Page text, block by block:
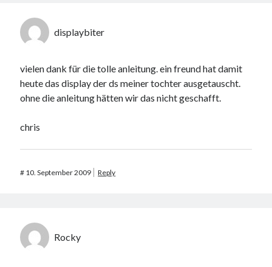
displaybiter
vielen dank für die tolle anleitung. ein freund hat damit
heute das display der ds meiner tochter ausgetauscht.
ohne die anleitung hätten wir das nicht geschafft.
chris
# 10. September 2009 Reply
Rocky